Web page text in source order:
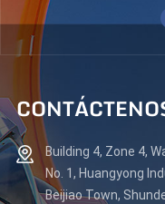
Building 4, Zone 4,
No. 1, Huangyong
Beijiao Town,